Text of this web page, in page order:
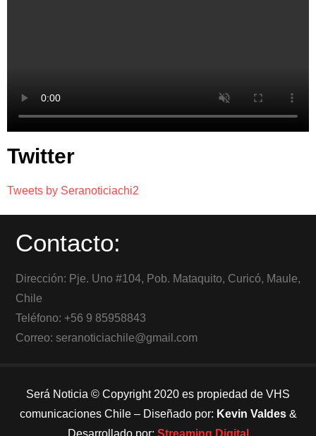
Twitter
Tweets by Seranoticiachi2
Contacto:
Dirección: Pje. Uno #104, Pob. Mataquito, Curicó, Maule,
Chile
Teléfono: +56 9 85958843
Correo: seranoticiachile@gmail.com
Será Noticia © Copyright 2020 es propiedad de VHS
comunicaciones Chile – Diseñado por: Kevin Valdes&
Desarrollado por: Streaming Digital